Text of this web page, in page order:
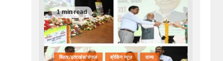
1 min read
बिहार/झारखंड/बंगाल ब्रेकिंग न्यूज़ राज्य